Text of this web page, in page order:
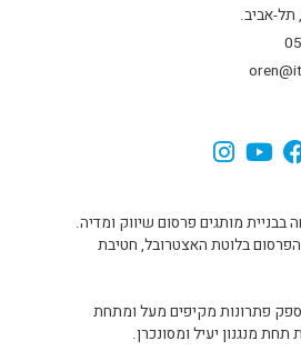
מותגים פרסום שיווק ומדיה.
בלוטת האצטרובל, חטיבת
פתרונות מקיפים מעל ומתחת